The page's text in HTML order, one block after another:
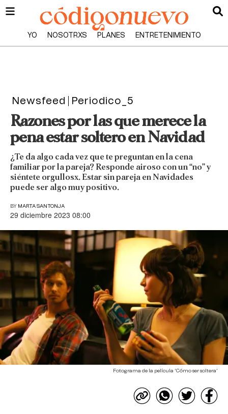
YO NOSOTRXS PLANES ENTRETENIMIENTO
Newsfeed Periodico_5
Razones por las que merece la
pena estar soltero en Navidad
¿Te da algo cada vez que te preguntan en la cena
familiar por la pareja? Responde airoso con un “no” y
siéntete orgullosx. Estar sin pareja en Navidades
puede ser algo muy positivo.
BY MARTA SANTONJA
29 diciembre 2023 08:00
Fotograma de la película ‘Cómo ser soltera’